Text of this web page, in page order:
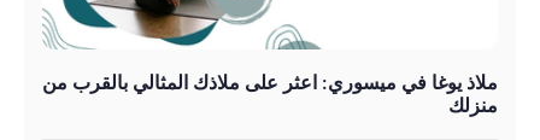
ملاذ يوغا في ميسوري: اعثر على ملاذك المثالي بالقرب من
منزلك